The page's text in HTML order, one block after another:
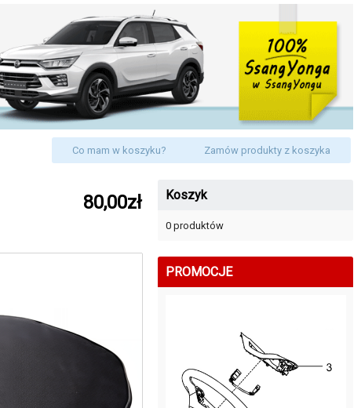
Co mam w koszyku? Zamów produkty z koszyka
80,00zł Koszyk
0 produktów
PROMOCJE